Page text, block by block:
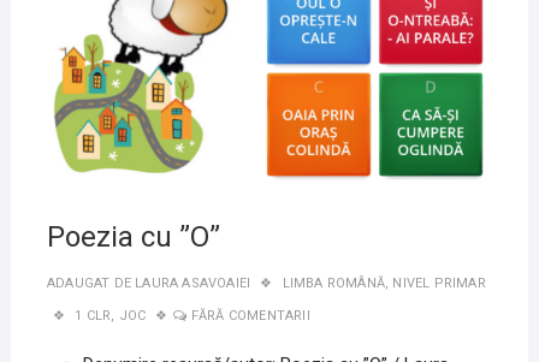
Poezia cu ”O”
ADAUGAT DE LAURA ASAVOAIEI LIMBA ROMÂNĂ, NIVEL PRIMAR
1 CLR, JOC FĂRĂ COMENTARII